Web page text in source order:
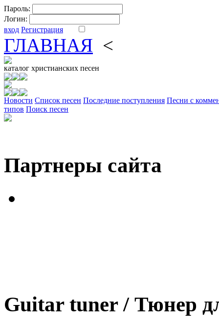
Пароль:
Логин:
вход Регистрация
ГЛАВНАЯ <
каталог христианских песен
Новости Cписок песен Последние поступления Песни с
типов Поиск песен
Партнеры сайта
Guitar tuner / Тюнер